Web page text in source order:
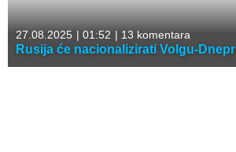
27.08.2025 | 01:52 | 13 komentara
Rusija će nacionalizirati Volgu-Dnepr